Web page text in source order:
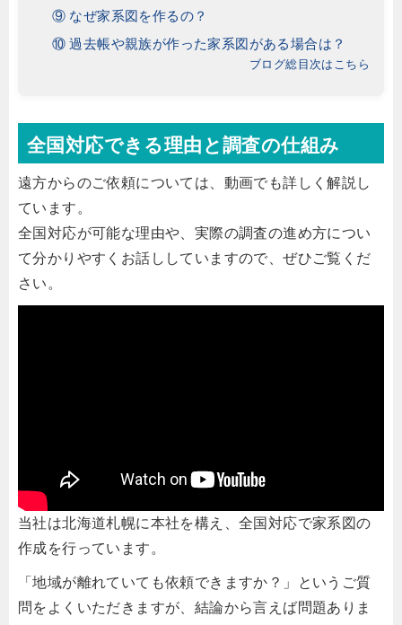
⑨ なぜ家系図を作るの？
⑩ 過去帳や親族が作った家系図がある場合は？
ブログ総目次はこちら
全国対応できる理由と調査の仕組み
遠方からのご依頼については、動画でも詳しく解説し
ています。
全国対応が可能な理由や、実際の調査の進め方につい
て分かりやすくお話ししていますので、ぜひご覧くだ
さい。
当社は北海道札幌に本社を構え、全国対応で家系図の
作成を行っています。
「地域が離れていても依頼できますか？」というご質
問をよくいただきますが、結論から言えば問題ありま